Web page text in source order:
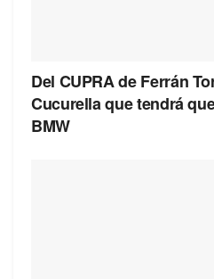
Del CUPRA de Ferrán
Cucurella que tendrá
BMW